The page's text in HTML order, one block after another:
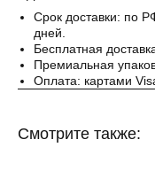
Срок доставки: по
дней.
Бесплатная
Премиальная
Оплата: картами
Смотрите также: